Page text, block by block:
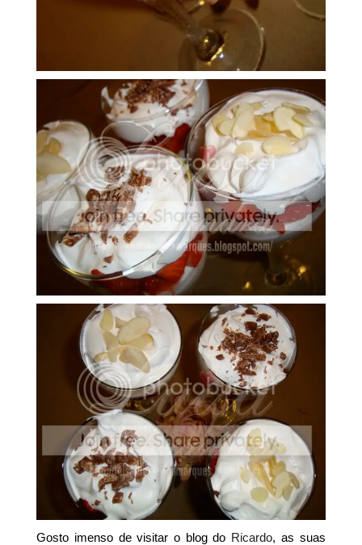
Gosto imenso de visitar o blog do Ricardo, as suas